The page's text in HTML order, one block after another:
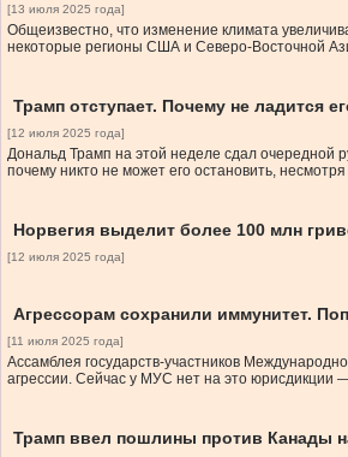
[13 июля 2025 года]
Общеизвестно, что изменение климата
некоторые регионы США и Северо-Восточной
Трамп отступает. Почему не ладится
[12 июля 2025 года]
Дональд Трамп на этой неделе сдал очередной
почему никто не может его остановить,
Норвегия выделит более 100 млн
[12 июля 2025 года]
Агрессорам сохранили иммунитет.
[11 июля 2025 года]
Ассамблея государств-участников
агрессии. Сейчас у МУС нет на это юрисдикции —
Трамп ввел пошлины против Канады